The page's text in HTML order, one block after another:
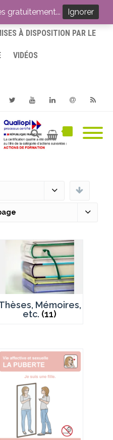
À DISPOSITION PAR LE
VIDÉOS
TwitterYoutube
Mémoires,
etc. (11)
gratuitement... Ignorer